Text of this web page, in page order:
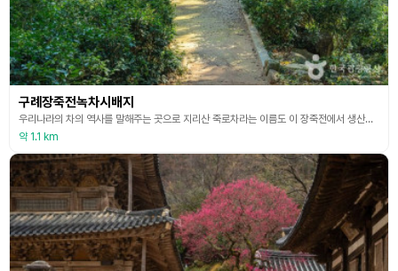
구례장죽전녹차시배지
우리나라의 차의 역사를 말해주는 곳으로 지리산 죽로차라는 이름도 이 장죽전에서 생산되는 차에서 비롯되었다고 한다. 828년 사신 대렴이 당나라에서 차의 씨앗을 가져와 지리산에 심었고, 그중 한 곳이 바로 구례 화엄사 입구의 장죽전이고 이곳을 구례 차시배지라고 부른다. 화엄사로 가는 길을 가다 보면 구례 차시배지라는 안내판을 보게 되고 이 지점에서 다리를 통해 계곡을 건너면 산기슭 소나무 숲속에 주민들이 예로부터 진대밭이라 부르는 대나무밭이 있다. 화엄
약 1.1 km